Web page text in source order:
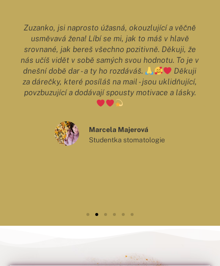
Zuzanko, jsi naprosto úžasná, okouzlující a věčně
usměvavá žena! Líbí se mi, jak to máš v hlavě
srovnané, jak bereš všechno pozitivně. Děkuji, že
nás učíš vidět v sobě samých svou hodnotu. To je v
dnešní době dar - a ty ho rozdáváš.
Děkuji
za dárečky, které posíláš na mail - jsou uklidňující,
povzbuzující a dodávají spousty motivace a lásky.
Marcela Majerová
Studentka stomatologie